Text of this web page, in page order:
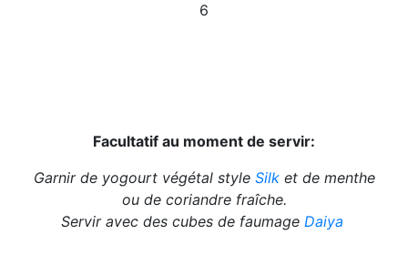
6
Facultatif au moment de servir:
Garnir de yogourt végétal style Silket de menthe
ou de coriandre fraîche.
Servir avec des cubes de faumage Daiya